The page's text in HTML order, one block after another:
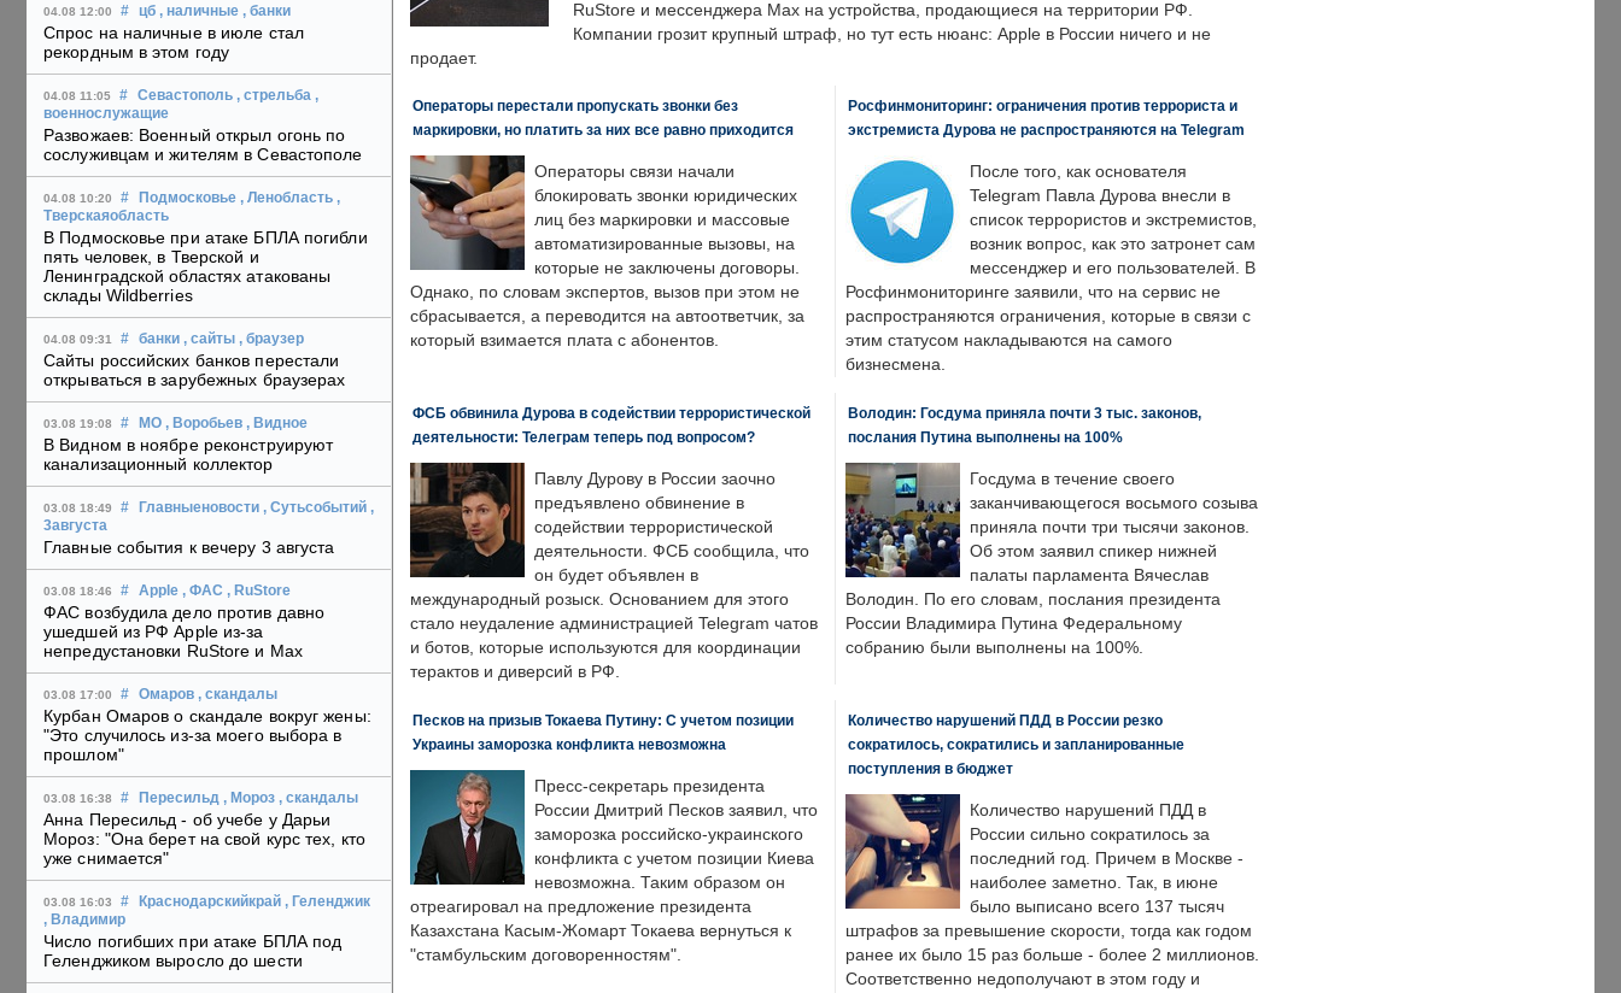
04.08 12:00 # цб , наличные , банки
Спрос на наличные в июле стал
рекордным в этом году
04.08 11:05 # Севастополь , стрельба ,
военнослужащие
Развожаев: Военный открыл огонь по
сослуживцам и жителям в Севастополе
04.08 10:20 # Подмосковье , Ленобласть ,
Тверскаяобласть
В Подмосковье при атаке БПЛА погибли
пять человек, в Тверской и
Ленинградской областях атакованы
склады Wildberries
04.08 09:31 # банки , сайты , браузер
Сайты российских банков перестали
открываться в зарубежных браузерах
03.08 19:08 # МО , Воробьев , Видное
В Видном в ноябре реконструируют
канализационный коллектор
03.08 18:49 # Главныеновости , Сутьсобытий ,
3августа
Главные события к вечеру 3 августа
03.08 18:46 # Apple , ФАС , RuStore
ФАС возбудила дело против давно
ушедшей из РФ Apple из-за
непредустановки RuStore и Max
03.08 17:00 # Омаров , скандалы
Курбан Омаров о скандале вокруг жены:
"Это случилось из-за моего выбора в
прошлом"
03.08 16:38 # Пересильд , Мороз , скандалы
Анна Пересильд - об учебе у Дарьи
Мороз: "Она берет на свой курс тех, кто
уже снимается"
03.08 16:03 # Краснодарскийкрай , Геленджик
, Владимир
Число погибших при атаке БПЛА под
Геленджиком выросло до шести
RuStore и мессенджера Max на устройства, продающиеся на территории РФ.
Компании грозит крупный штраф, но тут есть нюанс: Apple в России ничего и не
продает.
Операторы перестали пропускать звонки без
маркировки, но платить за них все равно приходится
Операторы связи начали
блокировать звонки юридических
лиц без маркировки и массовые
автоматизированные вызовы, на
которые не заключены договоры.
Однако, по словам экспертов, вызов при этом не
сбрасывается, а переводится на автоответчик, за
который взимается плата с абонентов.
Росфинмониторинг: ограничения против террориста и
экстремиста Дурова не распространяются на Telegram
После того, как основателя
Telegram Павла Дурова внесли в
список террористов и экстремистов,
возник вопрос, как это затронет сам
мессенджер и его пользователей. В
Росфинмониторинге заявили, что на сервис не
распространяются ограничения, которые в связи с
этим статусом накладываются на самого
бизнесмена.
ФСБ обвинила Дурова в содействии террористической
деятельности: Телеграм теперь под вопросом?
Павлу Дурову в России заочно
предъявлено обвинение в
содействии террористической
деятельности. ФСБ сообщила, что
он будет объявлен в
международный розыск. Основанием для этого
стало неудаление администрацией Telegram чатов
и ботов, которые используются для координации
терактов и диверсий в РФ.
Володин: Госдума приняла почти 3 тыс. законов,
послания Путина выполнены на 100%
Госдума в течение своего
заканчивающегося восьмого созыва
приняла почти три тысячи законов.
Об этом заявил спикер нижней
палаты парламента Вячеслав
Володин. По его словам, послания президента
России Владимира Путина Федеральному
собранию были выполнены на 100%.
Песков на призыв Токаева Путину: С учетом позиции
Украины заморозка конфликта невозможна
Пресс-секретарь президента
России Дмитрий Песков заявил, что
заморозка российско-украинского
конфликта с учетом позиции Киева
невозможна. Таким образом он
отреагировал на предложение президента
Казахстана Касым-Жомарт Токаева вернуться к
"стамбульским договоренностям".
Количество нарушений ПДД в России резко
сократилось, сократились и запланированные
поступления в бюджет
Количество нарушений ПДД в
России сильно сократилось за
последний год. Причем в Москве -
наиболее заметно. Так, в июне
было выписано всего 137 тысяч
штрафов за превышение скорости, тогда как годом
ранее их было 15 раз больше - более 2 миллионов.
Соответственно недополучают в этом году и